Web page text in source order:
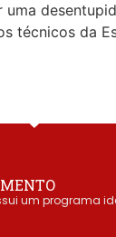
uma
técnicos da
um programa